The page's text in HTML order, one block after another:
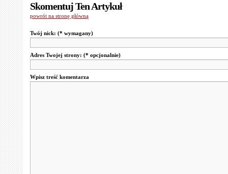
Skomentuj Ten Artykuł
powrót na stronę główną
Twój nick: (* wymagany)
Adres Twojej strony: (* opcjonalnie)
Wpisz treść komentarza